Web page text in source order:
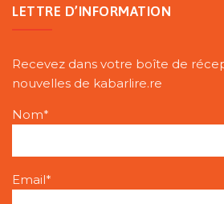
LETTRE D’INFORMATION
Recevez dans votre boîte de
nouvelles de kabarlire.re
Nom*
Email*